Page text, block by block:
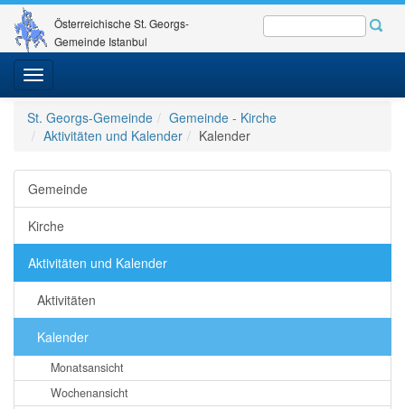
Österreichische St. Georgs-
Gemeinde Istanbul
Toggle
navigation
St. Georgs-Gemeinde
Gemeinde - Kirche
Aktivitäten und Kalender
Kalender
Gemeinde
Kirche
Aktivitäten und Kalender
Aktivitäten
Kalender
Monatsansicht
Wochenansicht